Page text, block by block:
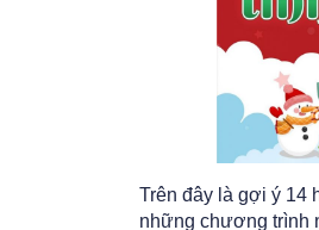
Trên đây là gợi ý 14
những chương trình